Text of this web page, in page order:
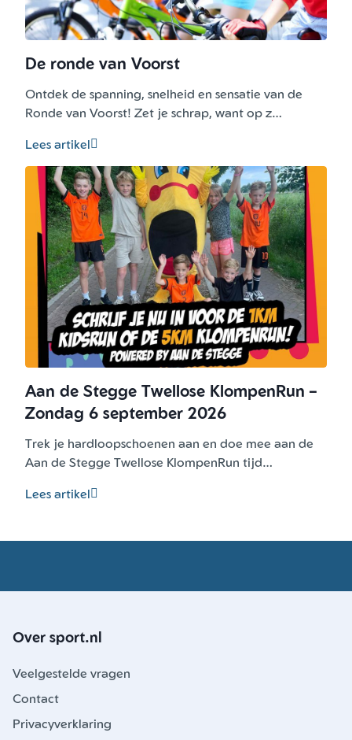
De ronde van Voorst
Ontdek de spanning, snelheid en sensatie van de
Ronde van Voorst! Zet je schrap, want op z…
Lees artikel
Aan de Stegge Twellose KlompenRun –
Zondag 6 september 2026
Trek je hardloopschoenen aan en doe mee aan de
Aan de Stegge Twellose KlompenRun tijd…
Lees artikel
Over sport.nl
Veelgestelde vragen
Contact
Privacyverklaring